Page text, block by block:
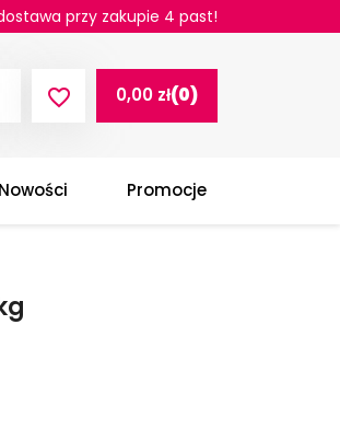
przy zakupie 4 past!
favorite_border 0,00 zł(0)
Nowości Promocje